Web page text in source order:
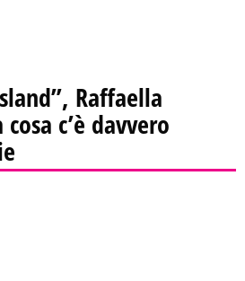
Raffaella
c’è davvero